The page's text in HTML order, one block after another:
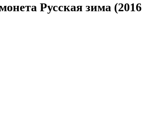
Русская зима (2016